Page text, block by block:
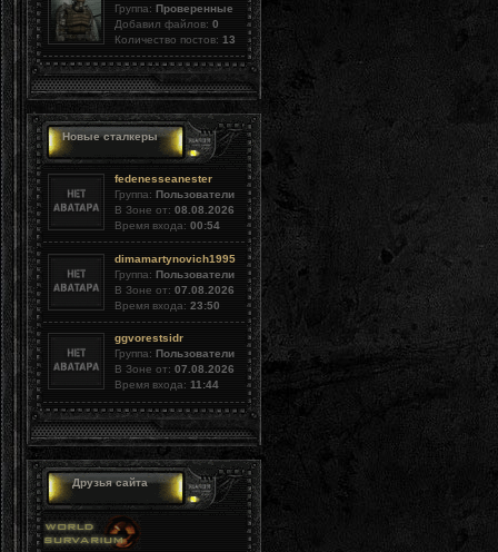
Группа: Проверенные
Добавил файлов: 0
Количество постов: 13
Новые сталкеры
fedenesseanester
Группа: Пользователи
В Зоне от: 08.08.2026
Время входа: 00:54
dimamartynovich1995
Группа: Пользователи
В Зоне от: 07.08.2026
Время входа: 23:50
ggvorestsidr
Группа: Пользователи
В Зоне от: 07.08.2026
Время входа: 11:44
Друзья сайта